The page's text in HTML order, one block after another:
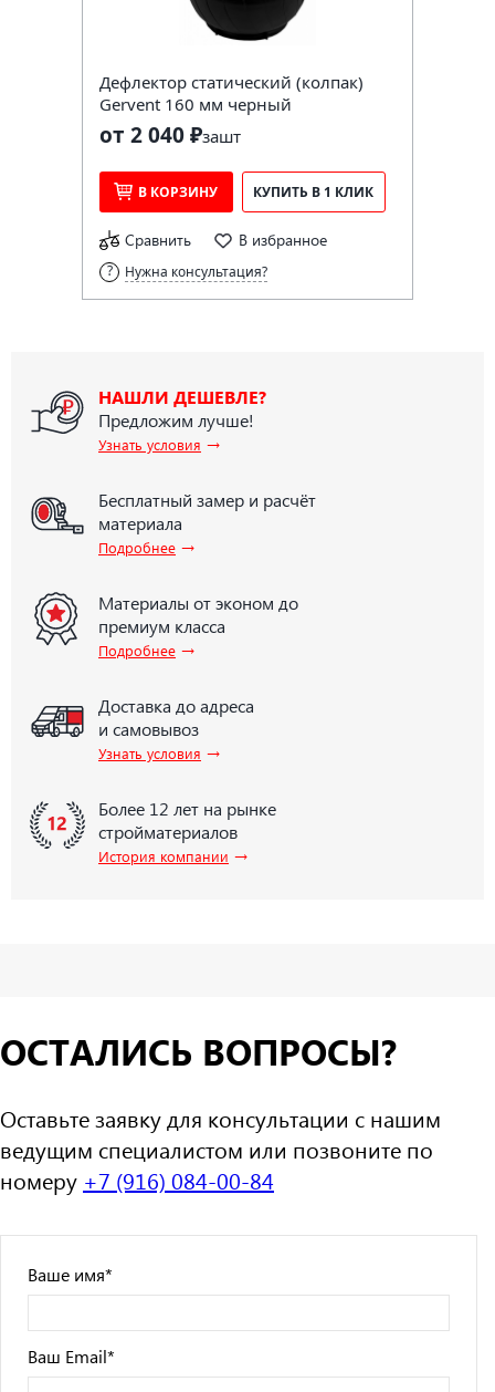
Дефлектор статический (колпак)
Gervent 160 мм черный
от 2 040 ₽зашт
В КОРЗИНУ КУПИТЬ В 1 КЛИК
Сравнить В избранное
Нужна консультация?
НАШЛИ ДЕШЕВЛЕ?
Предложим лучше!
Узнать условия →
Бесплатный замер и расчёт
материала
Подробнее →
Материалы от эконом до
премиум класса
Подробнее →
Доставка до адреса
и самовывоз
Узнать условия →
Более 12 лет на рынке
стройматериалов
История компании →
ОСТАЛИСЬ ВОПРОСЫ?
Оставьте заявку для консультации с нашим
ведущим специалистом или позвоните по
номеру +7 (916) 084-00-84
Ваше имя*
Ваш Email*